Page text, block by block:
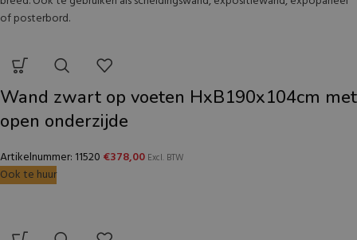
Wand zwart op voeten HxB190x104cm met
open onderzijde
Artikelnummer: 11520 €378,00 Excl. BTW
Ook te huur